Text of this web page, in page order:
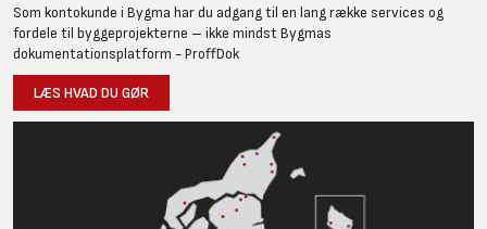
Som kontokunde i Bygma har du adgang til en lang række services og
fordele til byggeprojekterne – ikke mindst Bygmas
dokumentationsplatform - ProffDok
LÆS HVAD DU GØR